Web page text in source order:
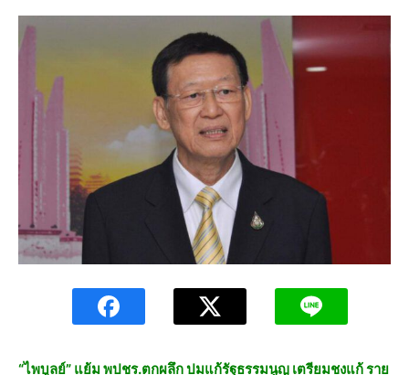
“ไพบูลย์” แย้ม พปชร.ตกผลึก ปมแก้รัฐธรรมนูญ เตรียมชงแก้ ราย